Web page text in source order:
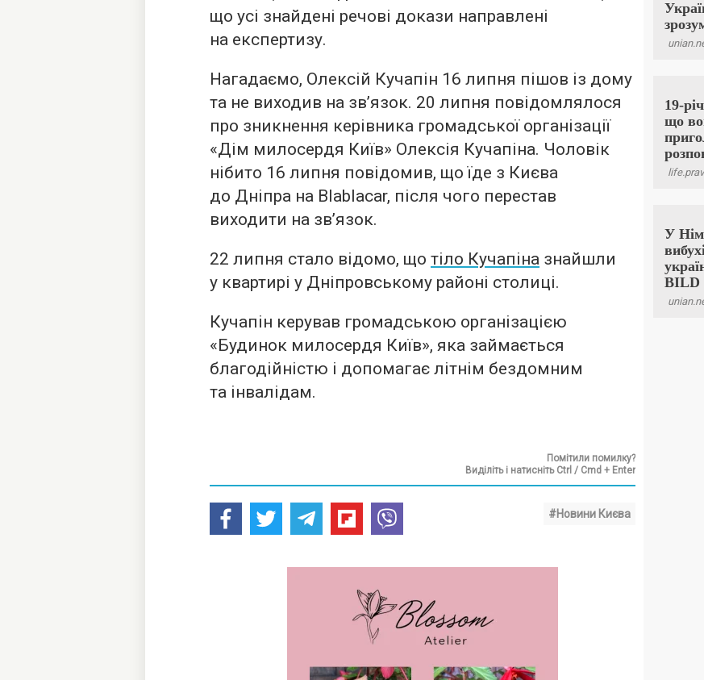
що усі знайдені речові докази направлені
на експертизу.
Нагадаємо, Олексій Кучапін 16 липня пішов із дому
та не виходив на зв’язок. 20 липня повідомлялося
про зникнення керівника громадської організації
«Дім милосердя Київ» Олексія Кучапіна. Чоловік
нібито 16 липня повідомив, що їде з Києва
до Дніпра на Blablacar, після чого перестав
виходити на зв’язок.
22 липня стало відомо, що тіло Кучапіна знайшли
у квартирі у Дніпровському районі столиці.
Кучапін керував громадською організацією
«Будинок милосердя Київ», яка займається
благодійністю і допомагає літнім бездомним
та інвалідам.
Помітили помилку?
Виділіть і натисніть Ctrl / Cmd + Enter
#Новини Києва